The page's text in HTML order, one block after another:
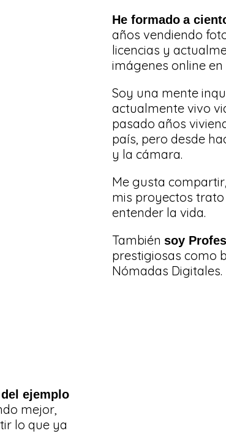
He formado a
años vendiendo
licencias y
imágenes online en
Soy una mente
actualmente vivo
pasado años
país, pero desde
y la cámara.
Me gusta
mis proyectos
entender la vida.
También soy
prestigiosas como
Nómadas Digitales.
ejemplo
mejor,
lo que ya